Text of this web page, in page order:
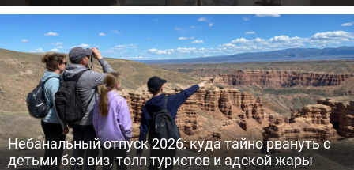
Небанальный отпуск 2026: куда тайно рвануть с
детьми без виз, толп туристов и адской жары